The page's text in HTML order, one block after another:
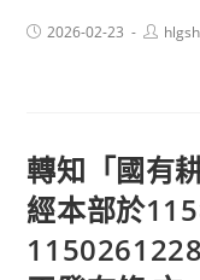
Post2026-02-23
Post
轉知「國有
經本部於